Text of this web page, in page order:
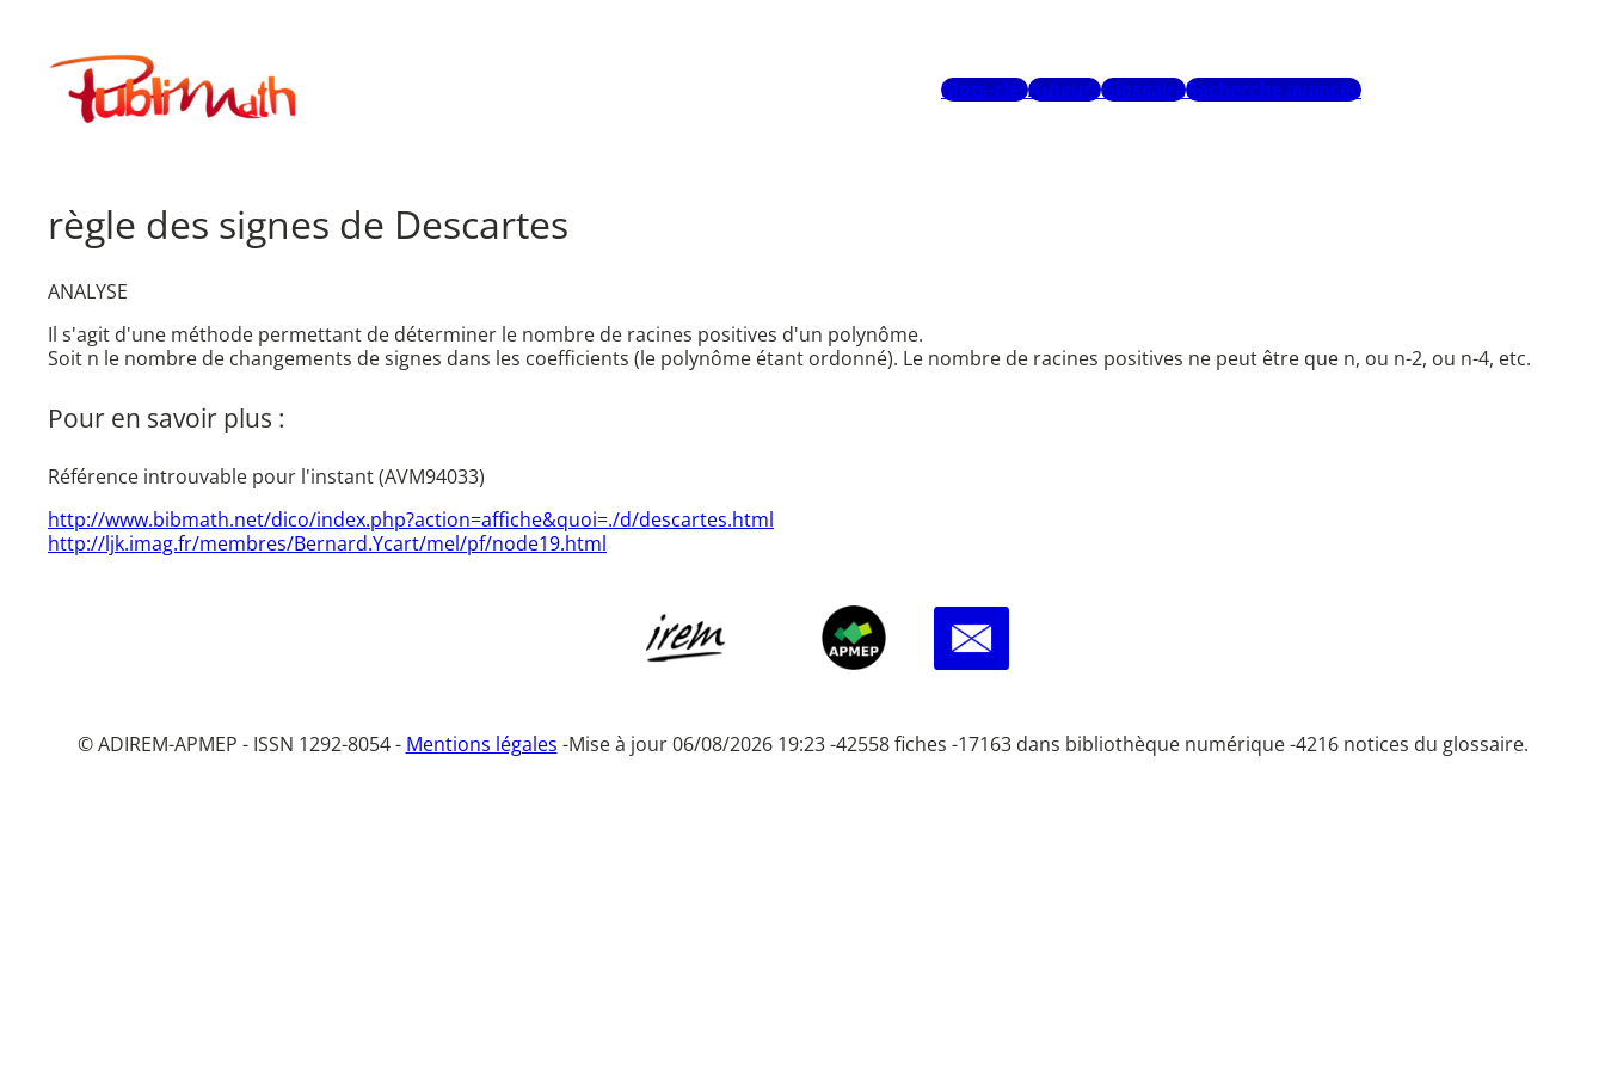
contenuPublimath
Mots-clésAuteursGlossaireRecherche avancée
règle des signes de Descartes
ANALYSE
Il s'agit d'une méthode permettant de déterminer le nombre de racines positives d'un polynôme.
Soit n le nombre de changements de signes dans les coefficients (le polynôme étant ordonné). Le nombre de racines positives ne peut être que n, ou n-2, ou n-4, etc.
Pour en savoir plus :
Référence introuvable pour l'instant (AVM94033)
http://www.bibmath.net/dico/index.php?action=affiche&quoi=./d/descartes.html
http://ljk.imag.fr/membres/Bernard.Ycart/mel/pf/node19.html
© ADIREM-APMEP - ISSN 1292-8054 - Mentions légales -Mise à jour 06/08/2026 19:23 -42558 fiches -17163 dans bibliothèque numérique -4216 notices du glossaire.